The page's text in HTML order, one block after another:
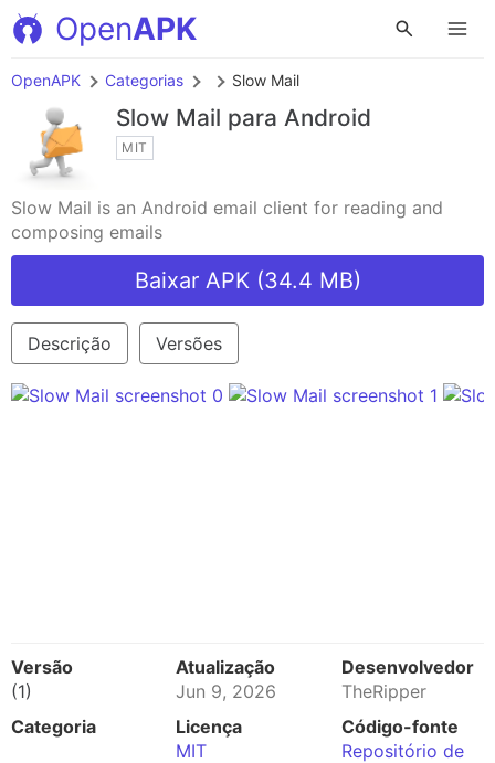
OpenAPK
OpenAPK Categorias Slow Mail
Slow Mail para Android
MIT
Slow Mail is an Android email client for reading and
composing emails
Baixar APK (34.4 MB)
Descrição Versões
Versão
(1)
Atualização
Jun 9, 2026
Desenvolvedor
TheRipper
Categoria
Licença
MIT
Código-fonte
Repositório de